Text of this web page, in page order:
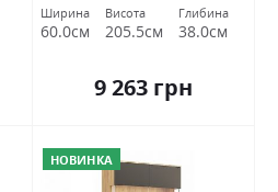
Ширина
60.0см
Висота
205.5см
Глибина
38.0см
9 263 грн
НОВИНКА